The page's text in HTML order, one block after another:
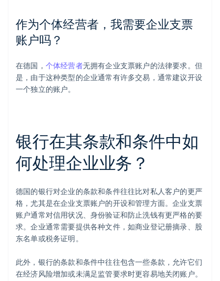
作为个体经营者，我需要企业支票
账户吗？
在德国， 个体经营者无拥有企业支票账户的法律要求。但
是，由于这种类型的企业通常有许多交易，通常建议开设
一个独立的账户。
银行在其条款和条件中如
何处理企业业务？
德国的银行对企业的条款和条件往往比对私人客户的更严
格，尤其是在企业支票账户的开设和管理方面。企业支票
账户通常对信用状况、身份验证和防止洗钱有更严格的要
求。企业通常需要提供各种文件，如商业登记册摘录、股
东名单或税务证明。
此外，银行的条款和条件中往往包含一些条款，允许它们
在经济风险增加或未满足监管要求时更容易地关闭账户。